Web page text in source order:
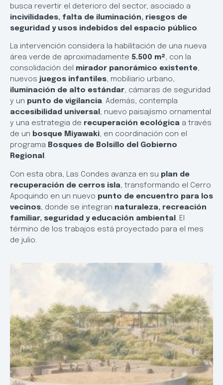
busca revertir el deterioro del sector, asociado a
incivilidades, falta de iluminación, riesgos de
seguridad y usos indebidos del espacio público.
La intervención considera la habilitación de una nueva
área verde de aproximadamente 5.500 m², con la
consolidación del mirador panorámico existente,
nuevos juegos infantiles, mobiliario urbano,
iluminación de alto estándar, cámaras de seguridad
y un punto de vigilancia. Además, contempla
accesibilidad universal, nuevo paisajismo ornamental
y una estrategia de recuperación ecológica a través
de un bosque Miyawaki, en coordinación con el
programa Bosques de Bolsillo del Gobierno
Regional.
Con esta obra, Las Condes avanza en su plan de
recuperación de cerros isla, transformando el Cerro
Apoquindo en un nuevo punto de encuentro para los
vecinos, donde se integran naturaleza, recreación
familiar, seguridad y educación ambiental . El
término de los trabajos está proyectado para el mes
de julio.